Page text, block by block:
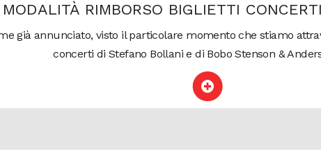
MODALITÀ RIMBORSO BIGLIETTI
già annunciato, visto il particolare momento che stiamo
concerti di Stefano Bollani e di Bobo Stenson &